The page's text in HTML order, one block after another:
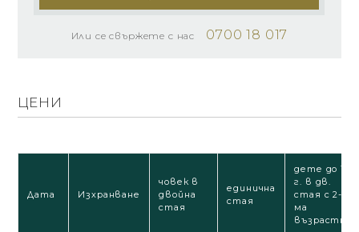
Или се свържете с нас 0700 18 017
ЦЕНИ
Дата Изхранване
човек в
двойна
стая
единична
стая
дете до 12
г. в дв.
стая с 2-
ма
възрастни